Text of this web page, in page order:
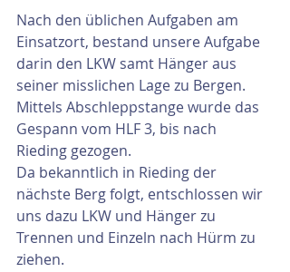
Nach den üblichen Aufgaben am
Einsatzort, bestand unsere Aufgabe
darin den LKW samt Hänger aus
seiner misslichen Lage zu Bergen.
Mittels Abschleppstange wurde das
Gespann vom HLF 3, bis nach
Rieding gezogen.
Da bekanntlich in Rieding der
nächste Berg folgt, entschlossen wir
uns dazu LKW und Hänger zu
Trennen und Einzeln nach Hürm zu
ziehen.